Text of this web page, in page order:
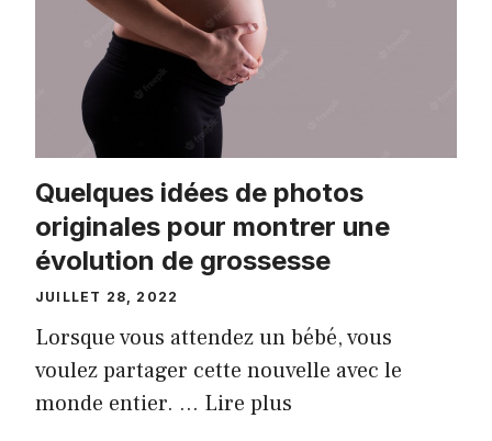
Quelques idées de photos
originales pour montrer une
évolution de grossesse
JUILLET 28, 2022
Lorsque vous attendez un bébé, vous
voulez partager cette nouvelle avec le
monde entier. … Lire plus